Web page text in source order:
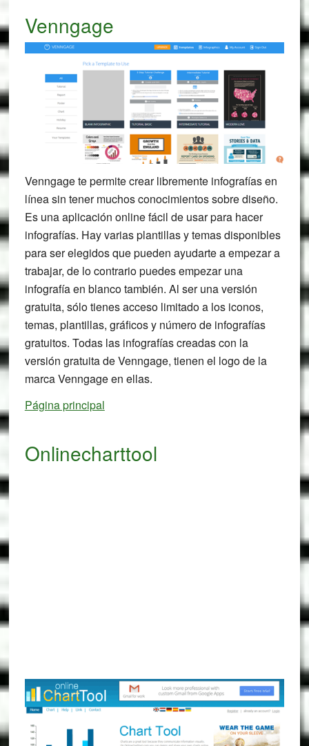
Venngage
Venngage te permite crear libremente infografías en
línea sin tener muchos conocimientos sobre diseño.
Es una aplicación online fácil de usar para hacer
infografías. Hay varias plantillas y temas disponibles
para ser elegidos que pueden ayudarte a empezar a
trabajar, de lo contrario puedes empezar una
infografía en blanco también. Al ser una versión
gratuita, sólo tienes acceso limitado a los iconos,
temas, plantillas, gráficos y número de infografías
gratuitos. Todas las infografías creadas con la
versión gratuita de Venngage, tienen el logo de la
marca Venngage en ellas.
Página principal
Onlinecharttool